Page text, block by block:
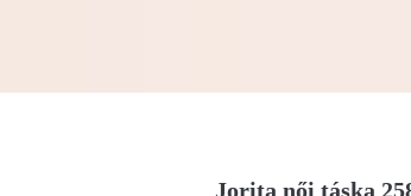
Jorita női táska